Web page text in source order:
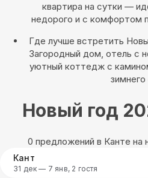
квартира на сутки —
недорого и с комфортом
Где лучше встретить
Загородный дом, отель с
уютный коттедж с
Новый год
0 предложений в Канте на
Кант
31 дек — 7 янв, 2 гостя